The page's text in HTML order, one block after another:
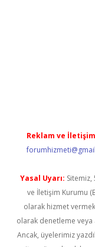
Reklam ve
Yasal Uyarı: Sitemiz,
ve İletişim Kurumu
olarak hizmet
olarak denetleme veya
Ancak, üyelerimiz